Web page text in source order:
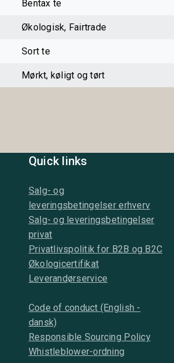
Bentax te
Økologisk, Fairtrade
Sort te
Mørkt, køligt og tørt
Quick links
Salg- og
leveringsbetingelser erhverv
Salg- og leveringsbetingelser
privat
Privatlivspolitik for B2B og B2C
Økologicertifikat
Leverandørservice
Code of conduct (English -
dansk)
Responsible Sourcing Policy
Whistleblower-ordning